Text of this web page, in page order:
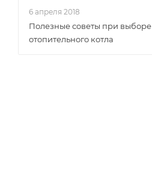
6 апреля 2018
Полезные советы при выборе
отопительного котла